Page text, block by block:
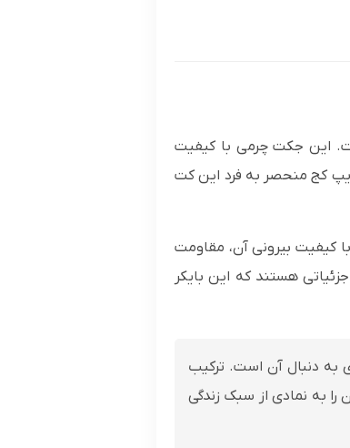
این جکت چرمی با کیفیت
کج منحصر به فرد این کت
کیفیت بیرونی آن، مقاومت
هستند که این بایکر
به دنبال آن است. ترکیب
به نمادی از سبک زندگی